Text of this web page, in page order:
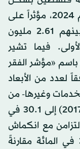
عام قفز إلى 74.3 في المائة في عام 2024، مؤثراً على
أكثر من 4.1 مليون شخص، من بينهم 2.61 مليون
فيما تشير
باسم «مؤشر الفقر
لعدد من الأبعاد
وغيرها- من
10.2 في المائة (وفقاً لقياسات عام 2017) إلى 30.1 في
ذلك بالتزامن مع انكماش
الناتج المحلي الإجمالي بنسبة 35.1 في المائة مقارنةً